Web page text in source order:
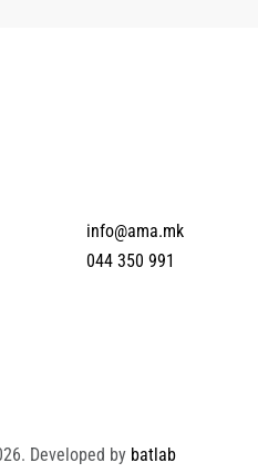
info@ama.mk
044 350 991
Developed by batlab